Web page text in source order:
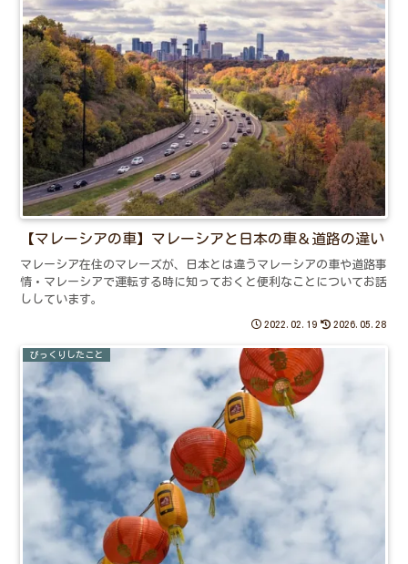
【マレーシアの車】マレーシアと日本の車＆道路の違い
マレーシア在住のマレーズが、日本とは違うマレーシアの車や道路事
情・マレーシアで運転する時に知っておくと便利なことについてお話
ししています。
2022.02.19 2026.05.28
びっくりしたこと